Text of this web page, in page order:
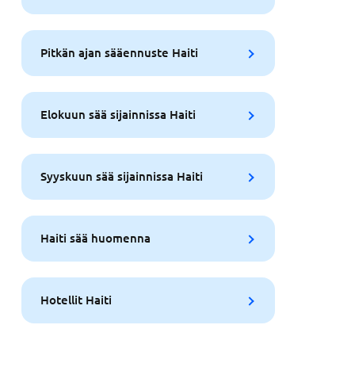
Pitkän ajan sääennuste Haiti
Elokuun sää sijainnissa Haiti
Syyskuun sää sijainnissa Haiti
Haiti sää huomenna
Hotellit Haiti